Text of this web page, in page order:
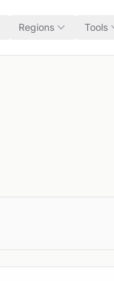
Regions Tools